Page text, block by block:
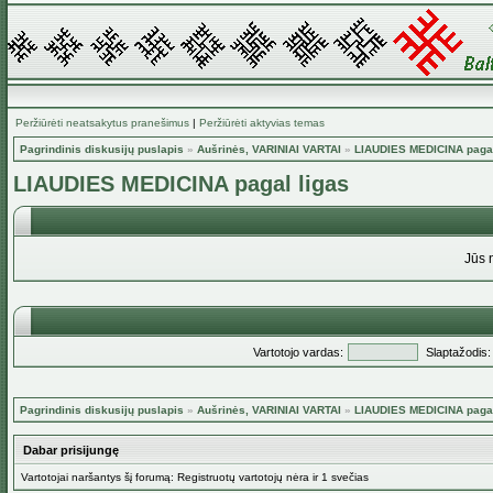
Peržiūrėti neatsakytus pranešimus | Peržiūrėti aktyvias temas
Pagrindinis diskusijų puslapis » Aušrinės, VARINIAI VARTAI » LIAUDIES MEDICINA
LIAUDIES MEDICINA pagal ligas
Jūs
Vartotojo vardas: Slaptažodis:
Pagrindinis diskusijų puslapis » Aušrinės, VARINIAI VARTAI » LIAUDIES MEDICINA
Dabar prisijungę
Vartotojai naršantys šį forumą: Registruotų vartotojų nėra ir 1 svečias